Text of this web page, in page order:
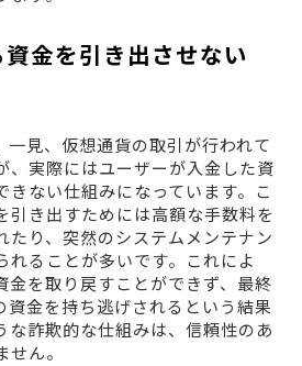
金を引き出させない
見、仮想通貨の取引が行われて
、実際にはユーザーが入金した資
きない仕組みになっています。こ
引き出すためには高額な手数料を
たり、突然のシステムメンテナン
れることが多いです。これによ
金を取り戻すことができず、最終
資金を持ち逃げされるという結果
な詐欺的な仕組みは、信頼性のあ
ん。